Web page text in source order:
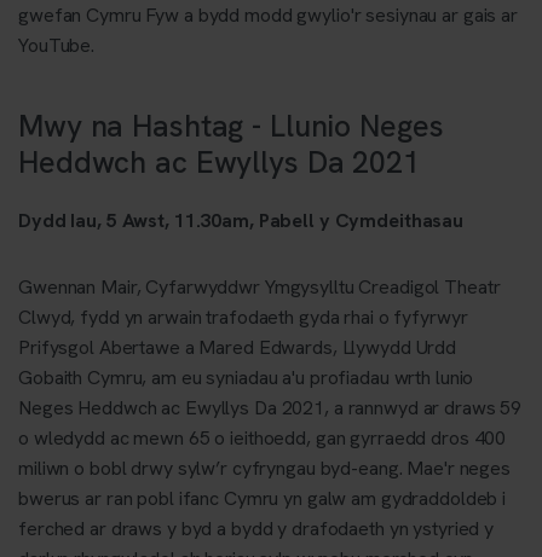
gwefan Cymru Fyw a bydd modd gwylio'r sesiynau ar gais ar
YouTube.
Mwy na Hashtag - Llunio Neges
Heddwch ac Ewyllys Da 2021
Dydd Iau, 5 Awst, 11.30am, Pabell y Cymdeithasau
Gwennan Mair, Cyfarwyddwr Ymgysylltu Creadigol Theatr
Clwyd, fydd yn arwain trafodaeth gyda rhai o fyfyrwyr
Prifysgol Abertawe a Mared Edwards, Llywydd Urdd
Gobaith Cymru, am eu syniadau a'u profiadau wrth lunio
Neges Heddwch ac Ewyllys Da 2021, a rannwyd ar draws 59
o wledydd ac mewn 65 o ieithoedd, gan gyrraedd dros 400
miliwn o bobl drwy sylw’r cyfryngau byd-eang. Mae'r neges
bwerus ar ran pobl ifanc Cymru yn galw am gydraddoldeb i
ferched ar draws y byd a bydd y drafodaeth yn ystyried y